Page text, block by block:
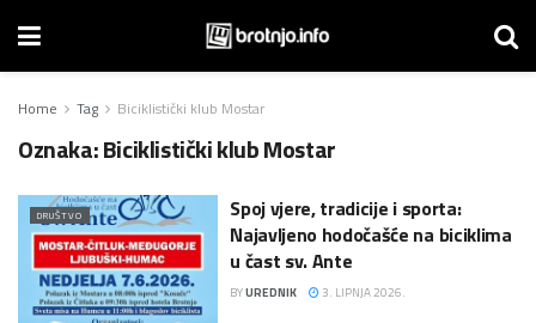
Home Tag Biciklistički klub Mostar
Oznaka:Biciklistički klub Mostar
DRUŠTVO
Spoj vjere, tradicije i sporta:
Najavljeno hodočašće na biciklima
u čast sv. Ante
BYUREDNIK 3. LIPNJA 2026.